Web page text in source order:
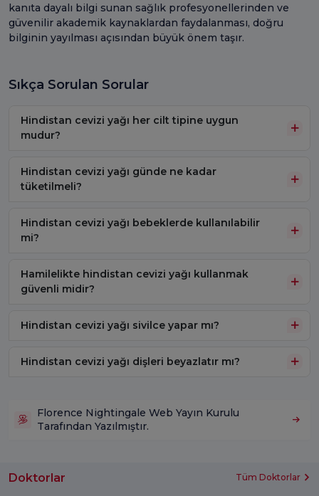
kanıta dayalı bilgi sunan sağlık profesyonellerinden ve
güvenilir akademik kaynaklardan faydalanması, doğru
bilginin yayılması açısından büyük önem taşır.
Sıkça Sorulan Sorular
Hindistan cevizi yağı her cilt tipine uygun
mudur?
Hindistan cevizi yağı günde ne kadar
tüketilmeli?
Hindistan cevizi yağı bebeklerde kullanılabilir
mi?
Hamilelikte hindistan cevizi yağı kullanmak
güvenli midir?
Hindistan cevizi yağı sivilce yapar mı?
Hindistan cevizi yağı dişleri beyazlatır mı?
Florence Nightingale Web Yayın Kurulu
Tarafından Yazılmıştır.
Doktorlar Tüm Doktorlar